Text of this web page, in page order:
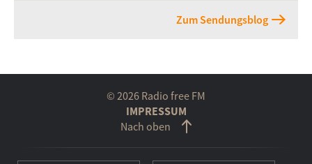
Zum Sendungsblog
© 2026 Radio free FM
IMPRESSUM
Nach oben